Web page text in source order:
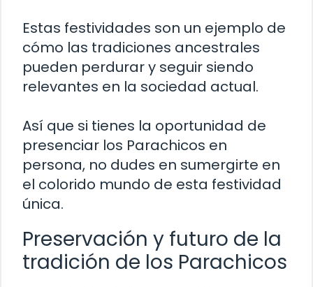
Estas festividades son un ejemplo de
cómo las tradiciones ancestrales
pueden perdurar y seguir siendo
relevantes en la sociedad actual.
Así que si tienes la oportunidad de
presenciar los Parachicos en
persona, no dudes en sumergirte en
el colorido mundo de esta festividad
única.
Preservación y futuro de la
tradición de los Parachicos